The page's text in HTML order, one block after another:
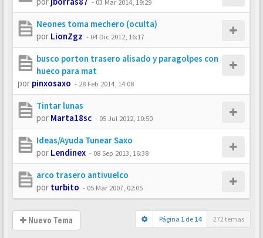
Neones toma mechero (oculta)
por LionZgz - 04 Dic 2012, 16:17
busco porton trasero alisado y paragolpes con
hueco para mat
por pinxosaxo - 28 Feb 2014, 14:08
Tintar lunas
por Marta18sc - 05 Jul 2012, 10:50
Ideas/Ayuda Tunear Saxo
por Lendinex - 08 Sep 2013, 16:38
arco trasero antivuelco
por turbito - 05 Mar 2007, 02:05
Nuevo Tema Página 1 de 14 272 temas